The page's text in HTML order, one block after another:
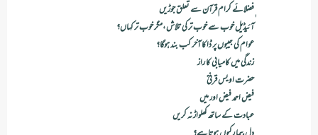
ٖفضلائے کرام قرآن سے تعلق جوڑیں
آئیڈیل خوب سے خوب تر کی تلاش ،مگر خوب تر کہاں؟
عوام کی جیبوں پر ڈاکا آخر کب بند ہوگا؟
زندگی میں کامیابی کا راز
حضرت اویس قرنیؒ
فیض احمد فیض اور میں
عبادت کے ساتھ کھلواڑ نہ کریں